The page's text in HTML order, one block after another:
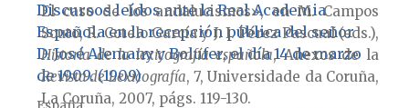
El caso de los andalucismos», en M. Campos
Souto, R. Cotelo García y J. I. Pérez Pascual (eds.),
Historia de la lexicografía española, Anexos de la
Revista de Lexicografía, 7, Universidade da Coruña,
La Coruña, 2007, págs. 119-130.
Discursos leídos ante la Real Academia
Española en la recepción pública del señor
D. José Alemany y Bolufer, el día 14 de marzo
de 1909. (1909)